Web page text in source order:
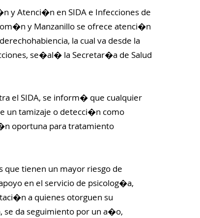
y Atenci�n en SIDA e Infecciones de
y Manzanillo se ofrece atenci�n
la cual va desde la
se�al� la Secretar�a de Salud
el SIDA, se inform� que cualquier
un tamizaje o detecci�n como
oportuna para tratamiento
tienen un mayor riesgo de
en el servicio de psicolog�a,
a quienes otorguen su
se da seguimiento por un a�o,